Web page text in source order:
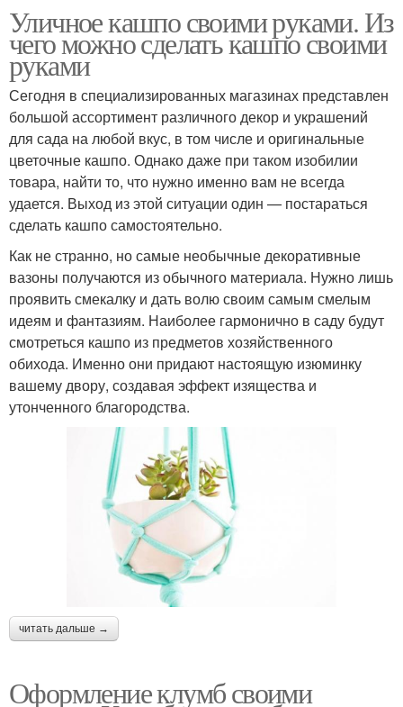
Уличное кашпо своими руками. Из
чего можно сделать кашпо своими
руками
Сегодня в специализированных магазинах представлен
большой ассортимент различного декор и украшений
для сада на любой вкус, в том числе и оригинальные
цветочные кашпо. Однако даже при таком изобилии
товара, найти то, что нужно именно вам не всегда
удается. Выход из этой ситуации один — постараться
сделать кашпо самостоятельно.
Как не странно, но самые необычные декоративные
вазоны получаются из обычного материала. Нужно лишь
проявить смекалку и дать волю своим самым смелым
идеям и фантазиям. Наиболее гармонично в саду будут
смотреться кашпо из предметов хозяйственного
обихода. Именно они придают настоящую изюминку
вашему двору, создавая эффект изящества и
утонченного благородства.
читать дальше →
Оформление клумб своими